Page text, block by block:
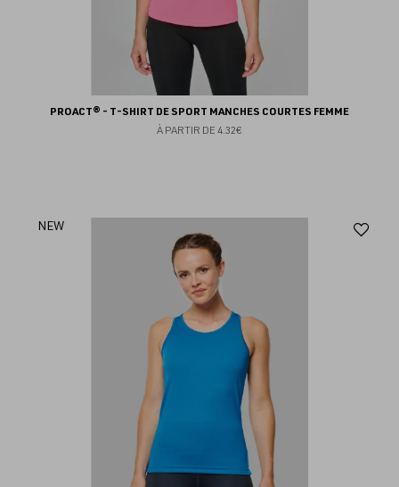
PROACT® - T-SHIRT DE SPORT MANCHES COURTES FEMME
À PARTIR DE 4.32€
NEW